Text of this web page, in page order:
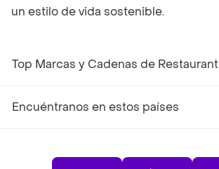
un estilo de vida sostenible.
Top Marcas y Cadenas de
Encuéntranos en estos países